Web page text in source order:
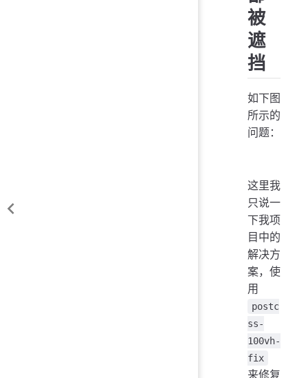
被
遮
挡
如下图
所示的
问题：
这里我
只说一
下我项
目中的
解决方
案，使
用
postc
ss-
100vh-
fix
来修复